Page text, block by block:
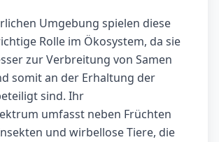
Umgebung spielen diese
Rolle im Ökosystem, da sie
zur Verbreitung von Samen
somit an der Erhaltung der
sind. Ihr
umfasst neben Früchten
und wirbellose Tiere, die